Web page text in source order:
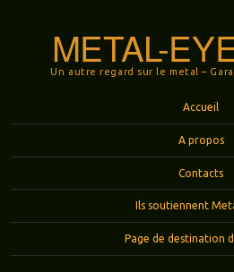
METAL-
Un autre regard sur le metal –
Accueil
A propos
Contacts
Ils soutiennent
Page de destination